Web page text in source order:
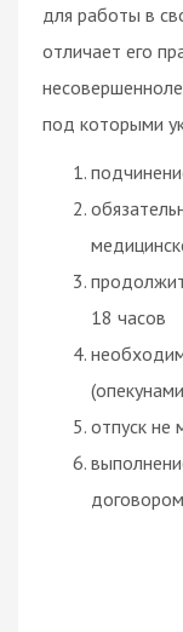
для работы в
отличает его
под которыми
18 часов
отпуск не
договором